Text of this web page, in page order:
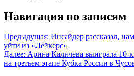
Навигация по записям
Предыдущая: Инсайдер рассказал,
уйти из «Лейкерс»
Далее: Арина Каличева выиграла 10-
на третьем этапе Кубка России в